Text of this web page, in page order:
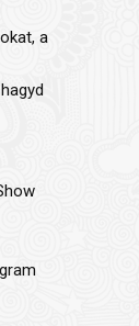
a